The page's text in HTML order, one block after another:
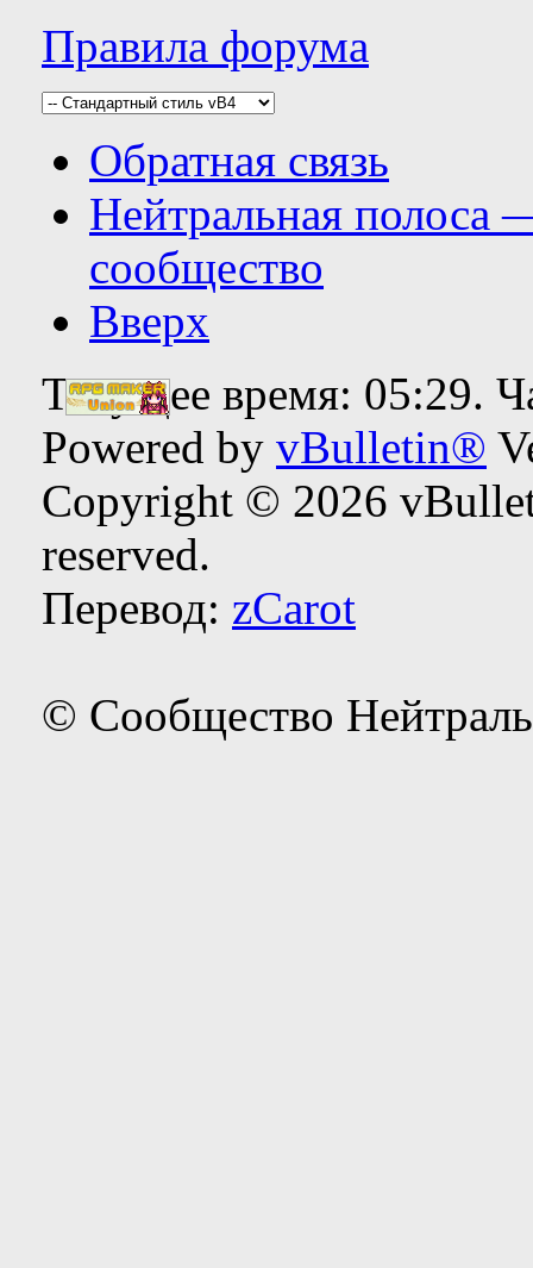
Правила форума
Обратная связь
Нейтральная полоса
сообщество
Вверх
Текущее время: 05:29.
Powered by vBulletin®
Copyright © 2026
reserved.
Перевод: zCarot
© Сообщество